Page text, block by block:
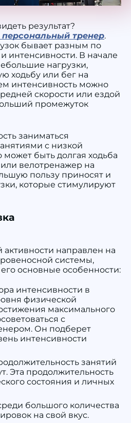
результат?
тренер.
бывает разным по
интенсивности. В начале
нагрузки,
ходьбу или бег на
интенсивность можно
скорости или ездой
промежуток
заниматься
с низкой
может быть долгая ходьба
велотренажер на
пользу приносят и
которые стимулируют
активности направлен на
системы,
основные особенности:
интенсивности в
физической
максимального
с
Он подберет
интенсивности
занятий
Эта продолжительность
состояния и личных
большого количества
на свой вкус.